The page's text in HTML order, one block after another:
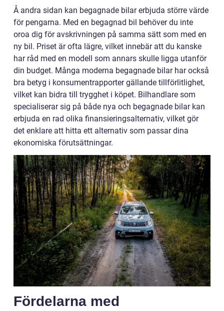
Å andra sidan kan begagnade bilar erbjuda större värde
för pengarna. Med en begagnad bil behöver du inte
oroa dig för avskrivningen på samma sätt som med en
ny bil. Priset är ofta lägre, vilket innebär att du kanske
har råd med en modell som annars skulle ligga utanför
din budget. Många moderna begagnade bilar har också
bra betyg i konsumentrapporter gällande tillförlitlighet,
vilket kan bidra till trygghet i köpet. Bilhandlare som
specialiserar sig på både nya och begagnade bilar kan
erbjuda en rad olika finansieringsalternativ, vilket gör
det enklare att hitta ett alternativ som passar dina
ekonomiska förutsättningar.
Fördelarna med